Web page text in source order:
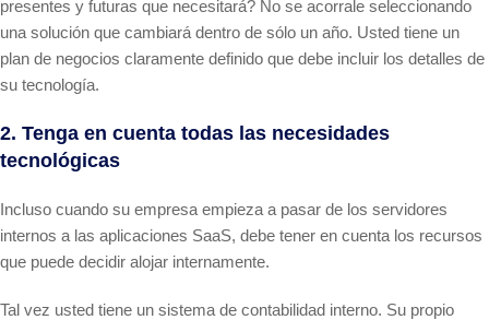
presentes y futuras que necesitará? No se acorrale seleccionando
una solución que cambiará dentro de sólo un año. Usted tiene un
plan de negocios claramente definido que debe incluir los detalles de
su tecnología.
2. Tenga en cuenta todas las necesidades
tecnológicas
Incluso cuando su empresa empieza a pasar de los servidores
internos a las aplicaciones SaaS, debe tener en cuenta los recursos
que puede decidir alojar internamente.
Tal vez usted tiene un sistema de contabilidad interno. Su propio